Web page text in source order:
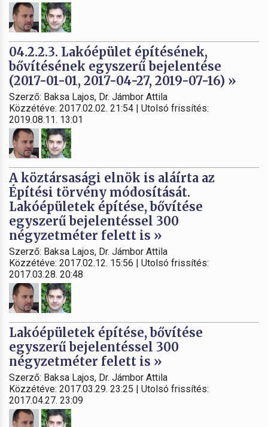
04.2.2.3. Lakóépület építésének,
bővítésének egyszerű bejelentése
(2017-01-01, 2017-04-27, 2019-07-16) »
Szerző: Baksa Lajos, Dr. Jámbor Attila
Közzétéve: 2017.02.02. 21:54 | Utolsó frissítés:
2019.08.11. 13:01
A köztársasági elnök is aláírta az
Építési törvény módosítását.
Lakóépületek építése, bővítése
egyszerű bejelentéssel 300
négyzetméter felett is »
Szerző: Baksa Lajos, Dr. Jámbor Attila
Közzétéve: 2017.02.12. 15:56 | Utolsó frissítés:
2017.03.28. 20:48
Lakóépületek építése, bővítése
egyszerű bejelentéssel 300
négyzetméter felett is »
Szerző: Baksa Lajos, Dr. Jámbor Attila
Közzétéve: 2017.03.29. 23:25 | Utolsó frissítés:
2017.04.27. 23:09